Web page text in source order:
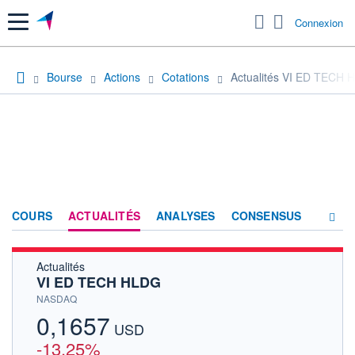
Menu Connexion
Bourse Actions Cotations Actualités VI ED TECH
COURS ACTUALITÉS ANALYSES CONSENSUS
Actualités
VI ED TECH HLDG
NASDAQ
0,1657 USD
-13,25%